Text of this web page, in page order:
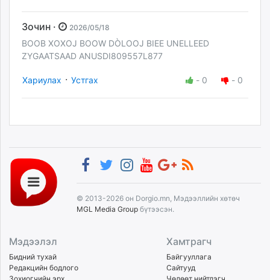
Зочин · 2026/05/18
BOOB XOXOJ BOOW DÒLOOJ BIEE UNELLEED
ZYGAATSAAD ANUSDI809557L877
Хариулах · Устгах - 0 - 0
© 2013-2026 он Dorgio.mn, Мэдээллийн хөтөч
MGL Media Group бүтээсэн.
Мэдээлэл
Бидний тухай
Редакцийн бодлого
Хамтрагч
Байгууллага
Сайтууд